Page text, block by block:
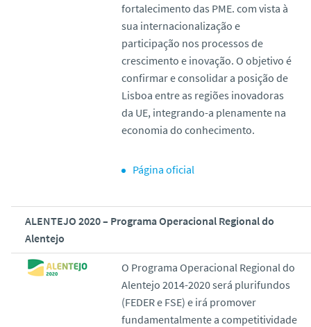
fortalecimento das PME. com vista à
sua internacionalização e
participação nos processos de
crescimento e inovação. O objetivo é
confirmar e consolidar a posição de
Lisboa entre as regiões inovadoras
da UE, integrando-a plenamente na
economia do conhecimento.
Página oficial
ALENTEJO 2020 – Programa Operacional Regional do
Alentejo
O Programa Operacional Regional do
Alentejo 2014-2020 será plurifundos
(FEDER e FSE) e irá promover
fundamentalmente a competitividade